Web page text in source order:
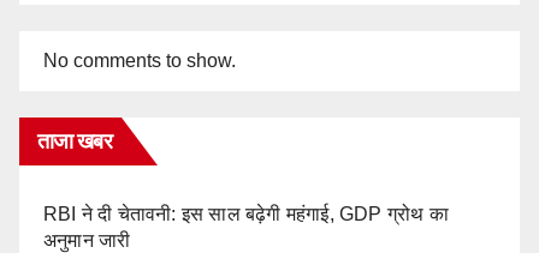
No comments to show.
ताजा खबर
RBI ने दी चेतावनी: इस साल बढ़ेगी महंगाई, GDP ग्रोथ का
अनुमान जारी